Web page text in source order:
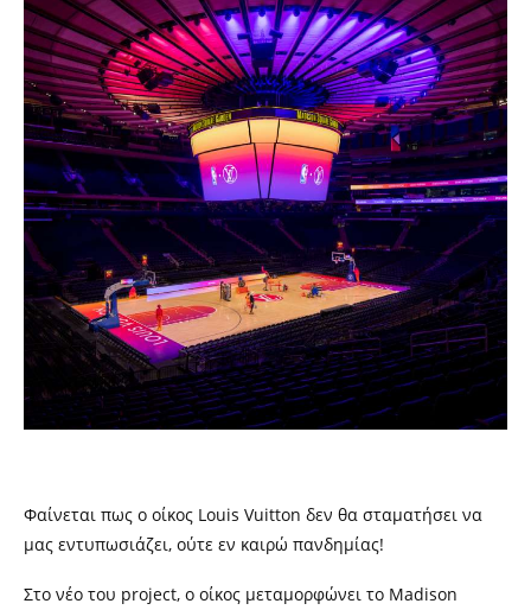
Φαίνεται πως ο οίκος Louis Vuitton δεν θα σταματήσει να
μας εντυπωσιάζει, ούτε εν καιρώ πανδημίας!
Στο νέο του project, ο οίκος μεταμορφώνει το Madison